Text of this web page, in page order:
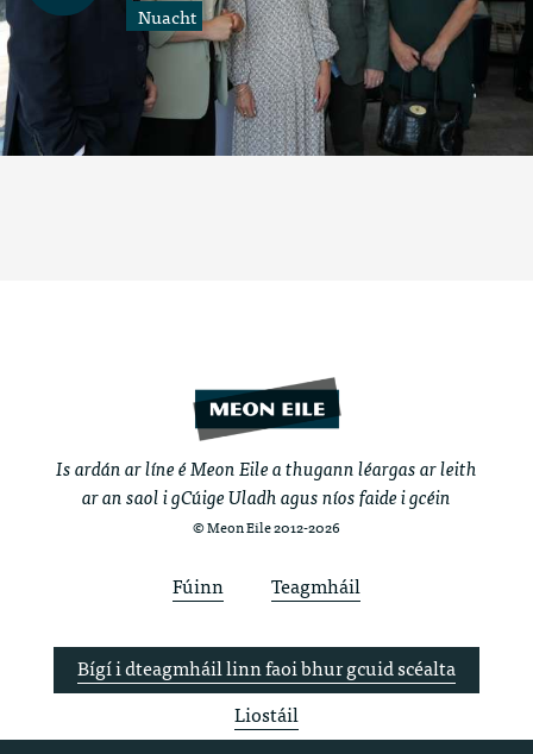
Nuacht
Is ardán ar líne é Meon Eile a thugann léargas ar leith
ar an saol i gCúige Uladh agus níos faide i gcéin
© Meon Eile 2012-2026
Fúinn Teagmháil
Bígí i dteagmháil linn faoi bhur gcuid scéalta
Liostáil